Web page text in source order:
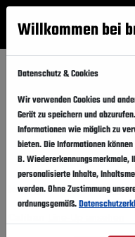
Menü
Startseite Konzerte
Caliban in Zürich 2025
Caliban in Zürich
Schweiz · Zürich ·
Montag,12.05.2025 In
Willkommen bei
Datenschutz & Cookies
Wir verwenden Cookies und
Gerät zu speichern und
Informationen wie möglich zu
bieten. Die Informationen
B. Wiedererkennungsmerkmale,
personalisierte Inhalte,
werden. Ohne Zustimmung
ordnungsgemäß.